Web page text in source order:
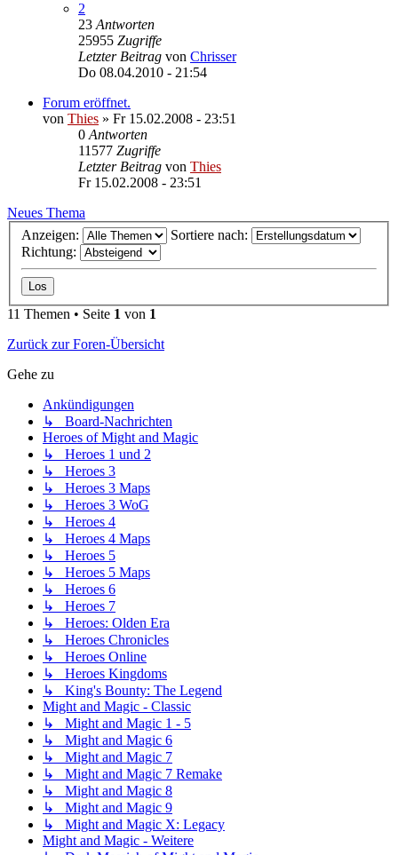
2
23 Antworten
25955 Zugriffe
Letzter Beitrag von Chrisser
Do 08.04.2010 - 21:54
Forum eröffnet.
von Thies » Fr 15.02.2008 - 23:51
0 Antworten
11577 Zugriffe
Letzter Beitrag von Thies
Fr 15.02.2008 - 23:51
Neues Thema
Anzeigen:
Sortiere nach:
Richtung:
11 Themen • Seite 1 von 1
Zurück zur Foren-Übersicht
Gehe zu
Ankündigungen
↳ Board-Nachrichten
Heroes of Might and Magic
↳ Heroes 1 und 2
↳ Heroes 3
↳ Heroes 3 Maps
↳ Heroes 3 WoG
↳ Heroes 4
↳ Heroes 4 Maps
↳ Heroes 5
↳ Heroes 5 Maps
↳ Heroes 6
↳ Heroes 7
↳ Heroes: Olden Era
↳ Heroes Chronicles
↳ Heroes Online
↳ Heroes Kingdoms
↳ King's Bounty: The Legend
Might and Magic - Classic
↳ Might and Magic 1 - 5
↳ Might and Magic 6
↳ Might and Magic 7
↳ Might and Magic 7 Remake
↳ Might and Magic 8
↳ Might and Magic 9
↳ Might and Magic X: Legacy
Might and Magic - Weitere